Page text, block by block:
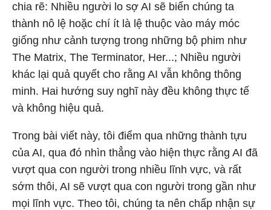
chia rẽ: Nhiều người lo sợ AI sẽ biến chúng ta
thành nô lệ hoặc chí ít là lệ thuộc vào máy móc
giống như cảnh tượng trong những bộ phim như
The Matrix, The Terminator, Her...; Nhiều người
khác lại quả quyết cho rằng AI vẫn không thông
minh. Hai hướng suy nghĩ này đều không thực tế
và không hiệu quả.
Trong bài viết này, tôi điểm qua những thành tựu
của AI, qua đó nhìn thẳng vào hiện thực rằng AI đã
vượt qua con người trong nhiều lĩnh vực, và rất
sớm thôi, AI sẽ vượt qua con người trong gần như
mọi lĩnh vực. Theo tôi, chúng ta nên chấp nhận sự